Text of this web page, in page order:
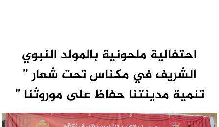
احتفالية ملحونية بالمولد النبوي
الشريف في مكناس تحت شعار ”
تنمية مدينتنا حفاظ على موروثنا ”